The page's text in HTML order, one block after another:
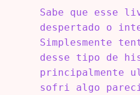
Sabe que esse
despertado o
Simplesmente
desse tipo de
principalmente
sofri algo